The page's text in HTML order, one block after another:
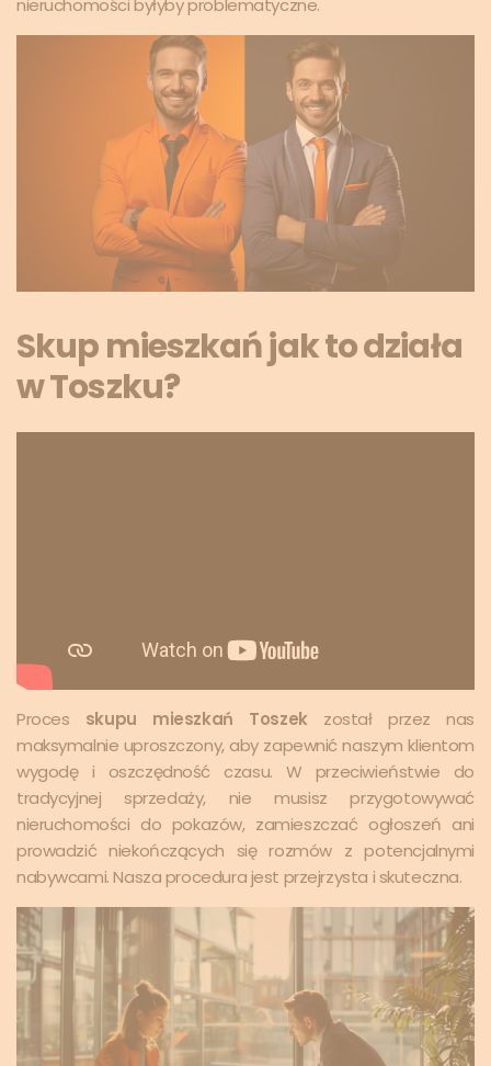
nieruchomości byłyby problematyczne.
Skup mieszkań jak to działa
w Toszku?
Proces skupu mieszkań Toszek został przez nas
maksymalnie uproszczony, aby zapewnić naszym klientom
wygodę i oszczędność czasu. W przeciwieństwie do
tradycyjnej sprzedaży, nie musisz przygotowywać
nieruchomości do pokazów, zamieszczać ogłoszeń ani
prowadzić niekończących się rozmów z potencjalnymi
nabywcami. Nasza procedura jest przejrzysta i skuteczna.